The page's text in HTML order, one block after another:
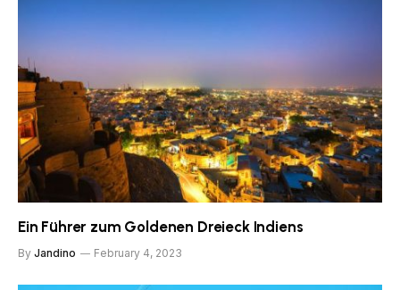
Ein Führer zum Goldenen Dreieck Indiens
By Jandino February 4, 2023